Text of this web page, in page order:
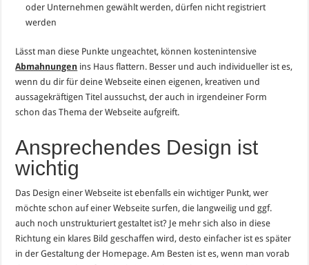
oder Unternehmen gewählt werden, dürfen nicht registriert
werden
Lässt man diese Punkte ungeachtet, können kostenintensive
Abmahnungen ins Haus flattern. Besser und auch individueller ist es,
wenn du dir für deine Webseite einen eigenen, kreativen und
aussagekräftigen Titel aussuchst, der auch in irgendeiner Form
schon das Thema der Webseite aufgreift.
Ansprechendes Design ist
wichtig
Das Design einer Webseite ist ebenfalls ein wichtiger Punkt, wer
möchte schon auf einer Webseite surfen, die langweilig und ggf.
auch noch unstrukturiert gestaltet ist? Je mehr sich also in diese
Richtung ein klares Bild geschaffen wird, desto einfacher ist es später
in der Gestaltung der Homepage. Am Besten ist es, wenn man vorab